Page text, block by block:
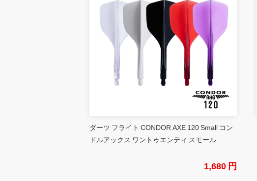
ダーツ フライト CONDOR AXE 120 Small コン
ドルアックス ワントゥエンティ スモール
1,680 円